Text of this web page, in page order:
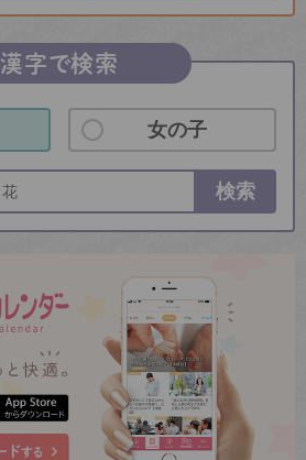
漢字で検索
女の子
検索